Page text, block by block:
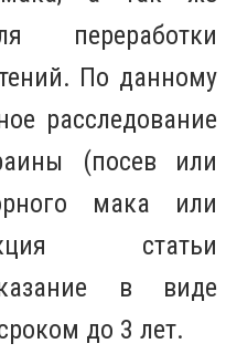
переработки
По данному
расследование
(посев или
мака или
статьи
в виде
до 3 лет.